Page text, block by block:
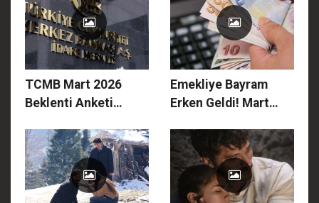
Gençlere Dev Müjde:
Başvurular Bugün
Açıldı!
Tırmanıyor: İşte Yıl
Sonu Beklenen O
Rakamlar!
TCMB Mart 2026
Beklenti Anketi
Düşüyor, Enflasyon
Tırmanıyor: İşte Yıl
Sonu Beklenen O
Rakamlar!
Emekliye Bayram
Erken Geldi! Mart
İkramiye Ödeme
Günleri Açıklandı:
Yarın İlk Grup Alıyor!